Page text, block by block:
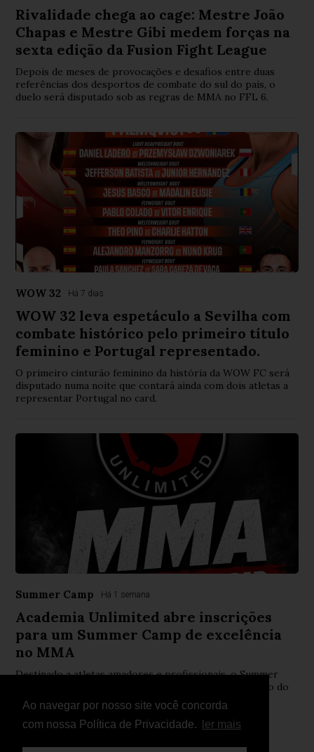
Ao navegar por nosso site você concorda
com nossa Política de Privacidade.
ler mais
Rivalidade chega ao cage: Mestre João
Chapas e Mestre Gibi medem forças na
sexta edição da Fusion Fight League
Depois de meses de provocações e desafios entre duas
referências dos desportos de combate do sul do país, o
duelo será disputado sob as regras de MMA no FFL 6.
WOW 32 Há 7 dias
WOW 32 leva espetáculo a Sevilha com
combate histórico pelo primeiro título
feminino e Portugal representado.
O primeiro cinturão feminino da história da WOW FC será
disputado numa noite que contará ainda com dois atletas a
representar Portugal no card.
Summer Camp Há 1 semana
Academia Unlimited abre inscrições
para um Summer Camp de excelência
no MMA
Destinado a atletas amadores e profissionais, o Summer
Camp será orientado por Luís Barneto e pelo campeão do
WOW FC e campeão mundial IMMAF, Zé Machado.